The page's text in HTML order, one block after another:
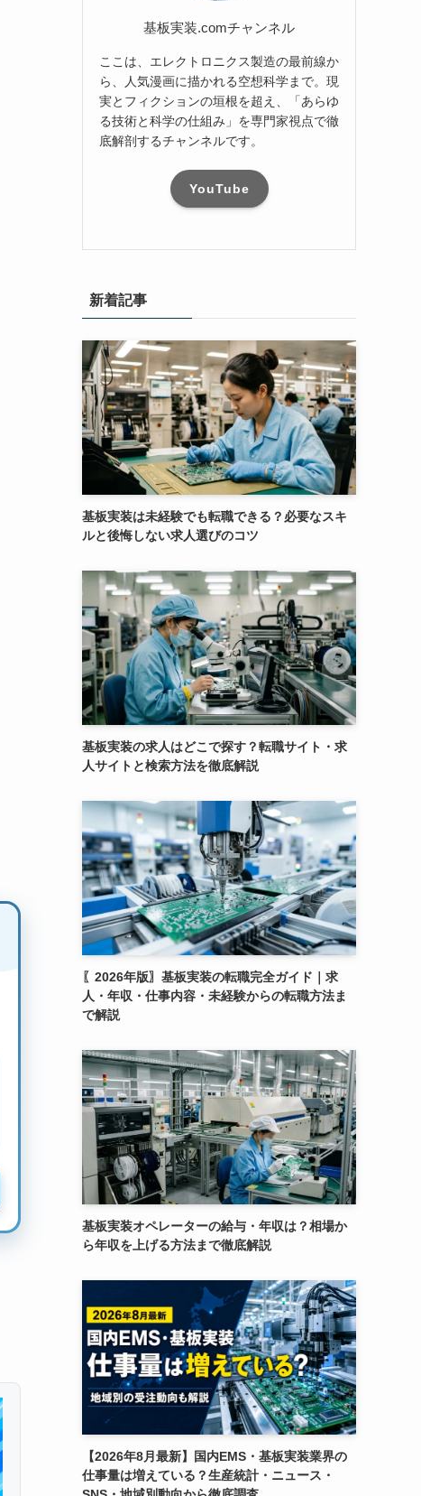
基板実装.comチャンネル
ここは、エレクトロニクス製造の最前線か
ら、人気漫画に描かれる空想科学まで。現
実とフィクションの垣根を超え、「あらゆ
る技術と科学の仕組み」を専門家視点で徹
底解剖するチャンネルです。
YouTube
新着記事
基板実装は未経験でも転職できる？必要なスキ
ルと後悔しない求人選びのコツ
基板実装の求人はどこで探す？転職サイト・求
人サイトと検索方法を徹底解説
〖2026年版〗基板実装の転職完全ガイド｜求
人・年収・仕事内容・未経験からの転職方法ま
で解説
基板実装オペレーターの給与・年収は？相場か
ら年収を上げる方法まで徹底解説
【2026年8月最新】国内EMS・基板実装業界の
仕事量は増えている？生産統計・ニュース・